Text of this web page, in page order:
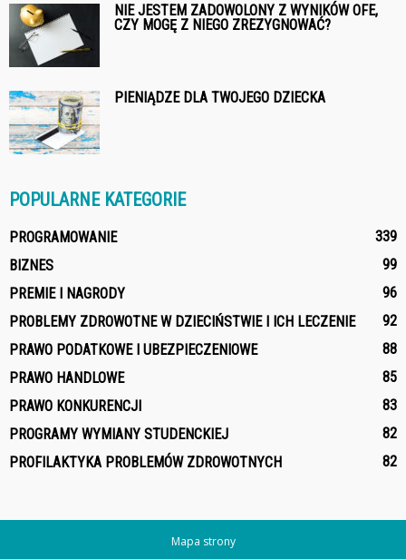
NIE JESTEM ZADOWOLONY Z WYNIKÓW OFE,
CZY MOGĘ Z NIEGO ZREZYGNOWAĆ?
PIENIĄDZE DLA TWOJEGO DZIECKA
POPULARNE KATEGORIE
PROGRAMOWANIE
339
BIZNES
99
PREMIE I NAGRODY
96
PROBLEMY ZDROWOTNE W DZIECIŃSTWIE I ICH LECZENIE
92
PRAWO PODATKOWE I UBEZPIECZENIOWE
88
PRAWO HANDLOWE
85
PRAWO KONKURENCJI
83
PROGRAMY WYMIANY STUDENCKIEJ
82
PROFILAKTYKA PROBLEMÓW ZDROWOTNYCH
82
Mapa strony